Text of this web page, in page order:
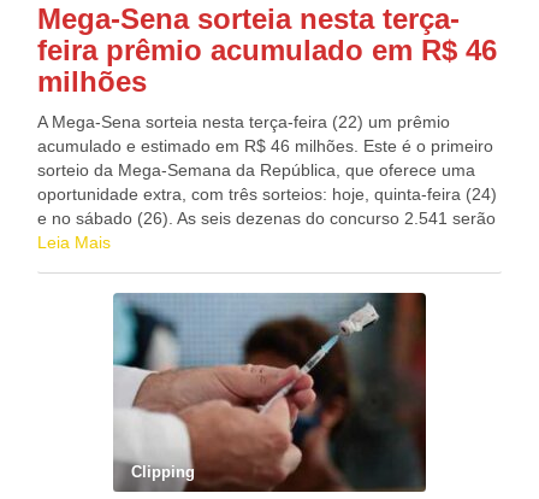
Programa de Saúde nas Escolas – PSE, nas Unidades
Básicas de Saúde – UBS e diversos equipamentos públicos.
Fonte: Nill Junior
Mega-Sena sorteia nesta terça-
feira prêmio acumulado em R$ 46
milhões
A Mega-Sena sorteia nesta terça-feira (22) um prêmio
acumulado e estimado em R$ 46 milhões. Este é o primeiro
sorteio da Mega-Semana da República, que oferece uma
oportunidade extra, com três sorteios: hoje, quinta-feira (24)
e no sábado (26). As seis dezenas do concurso 2.541 serão
sorteadas, a partir das 20h (horário de Brasília), no Espaço
de São Paulo (SP), com transmissão ao vivo pelo canal da
Caixa no YouTube. De acordo com a Caixa, caso apenas
um apostador ganhe o prêmio da faixa principal e aplique
todo o valor na poupança, receberá R$ 312 mil de
rendimento no primeiro mês. As apostas podem ser feitas
até as 19h (horário de Brasília) nas casas lotéricas
credenciadas pela Caixa, em todo o país ou pela internet. A
aposta simples, com seis dezenas marcadas, custa R$ 4,50.
Leia Mais
Clipping